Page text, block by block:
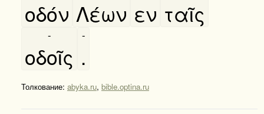
οδόν Λέων εν ταῖς
οδοῖς
-
.
-
Толкование: abyka.ru, bible.optina.ru